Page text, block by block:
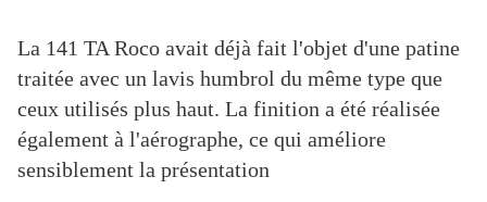
La 141 TA Roco avait déjà fait l'objet d'une patine
traitée avec un lavis humbrol du même type que
ceux utilisés plus haut. La finition a été réalisée
également à l'aérographe, ce qui améliore
sensiblement la présentation